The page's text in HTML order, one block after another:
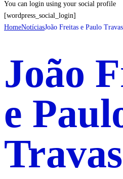
You can login using your social profile
[wordpress_social_login]
HomeNotíciasJoão Freitas e Paulo
João
e